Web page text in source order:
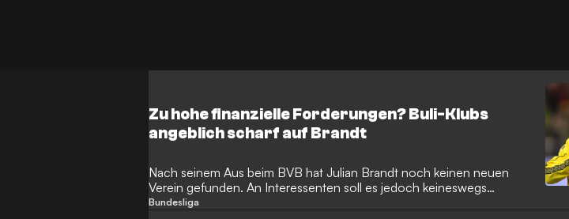
Zu hohe finanzielle Forderungen? Buli-Klubs
angeblich scharf auf Brandt
Nach seinem Aus beim BVB hat Julian Brandt noch keinen neuen
Verein gefunden. An Interessenten soll es jedoch keineswegs
mangeln.
Bundesliga